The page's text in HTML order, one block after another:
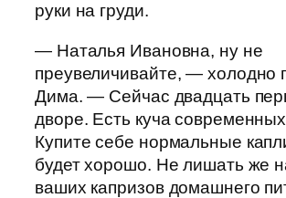
руки на груди.
— Наталья Ивановна, ну не
преувеличивайте, — холодно
Дима. — Сейчас двадцать
дворе. Есть куча
Купите себе нормальные
будет хорошо. Не лишать же
ваших капризов домашнего